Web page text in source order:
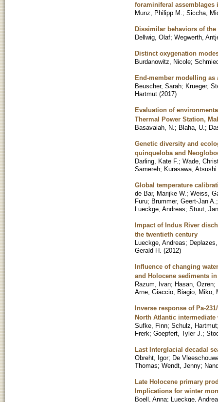
foraminiferal assemblages
Munz, Philipp M. ; Siccha,
Dissimilar behaviors of
Dellwig, Olaf; Wegwerth,
Distinct oxygenation
Burdanowitz, Nicole;
End-member modelling as
Beuscher, Sarah; Krueger,
Hartmut (2017)
Evaluation of
Thermal Power Station,
Basavaiah, N. ; Blaha, U. ;
Genetic diversity and
quinqueloba and
Darling, Kate F. ; Wade,
Samereh; Kurasawa, Atsushi
Global temperature
de Bar, Marijke W. ; Weiss,
Furu; Brummer, Geert-Jan A.
Lueckge, Andreas; Stuut,
Impact of Indus River
the twentieth century
Lueckge, Andreas;
Gerald H. (2012)
Influence of changing
and Holocene sediments
Razum, Ivan; Hasan, Ozren;
Arne; Giaccio, Biagio; Miko,
Inverse response of Pa-
North Atlantic intermediate
Sufke, Finn; Schulz, Hartmut
Frerk; Goepfert, Tyler J. ;
Last Interglacial decadal
Obreht, Igor; De
Thomas; Wendt, Jenny;
Late Holocene primary
Implications for winter
Boell, Anna; Lueckge,